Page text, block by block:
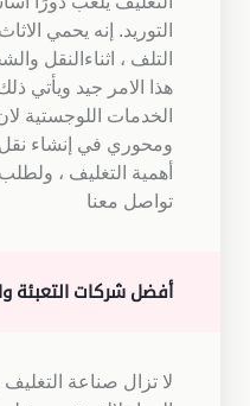
التوريد. إنه يحمي
التلف ، اثناءالنقل
هذا الامر جيد ويأتي
الخدمات اللوجستية
ومحوري في إنشاء
أهمية التغليف ،
تواصل معنا
أفضل شركات التعبئة
لا تزال صناعة التغليف